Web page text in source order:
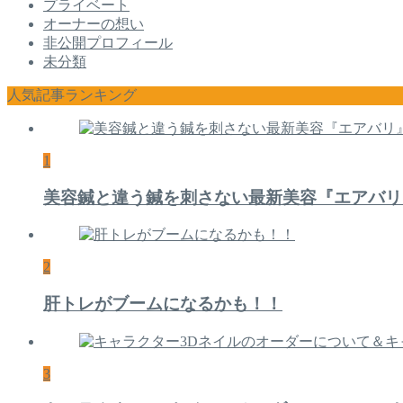
プライベート
オーナーの想い
非公開プロフィール
未分類
人気記事ランキング
1
美容鍼と違う鍼を刺さない最新美容『エアバ
2
肝トレがブームになるかも！！
3